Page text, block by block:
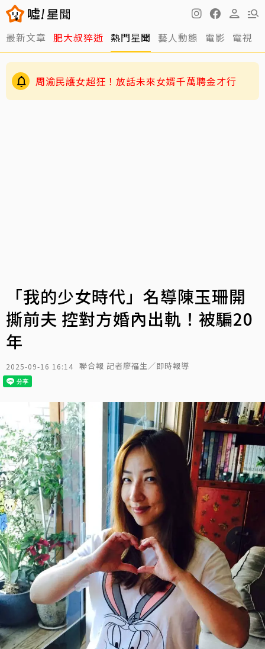
最新文章 肥大叔猝逝 熱門星聞 藝人動態 電影 電視
周渝民護女超狂！放話未來女婿千萬聘金才行
「我的少女時代」名導陳玉珊開
撕前夫 控對方婚內出軌！被騙20
年
2025-09-16 16:14 聯合報 記者廖福生／即時報導